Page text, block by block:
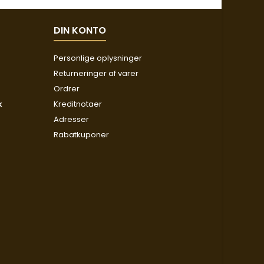
DIN KONTO
Personlige oplysninger
Returneringer af varer
Ordrer
Kreditnotaer
Adresser
Rabatkuponer